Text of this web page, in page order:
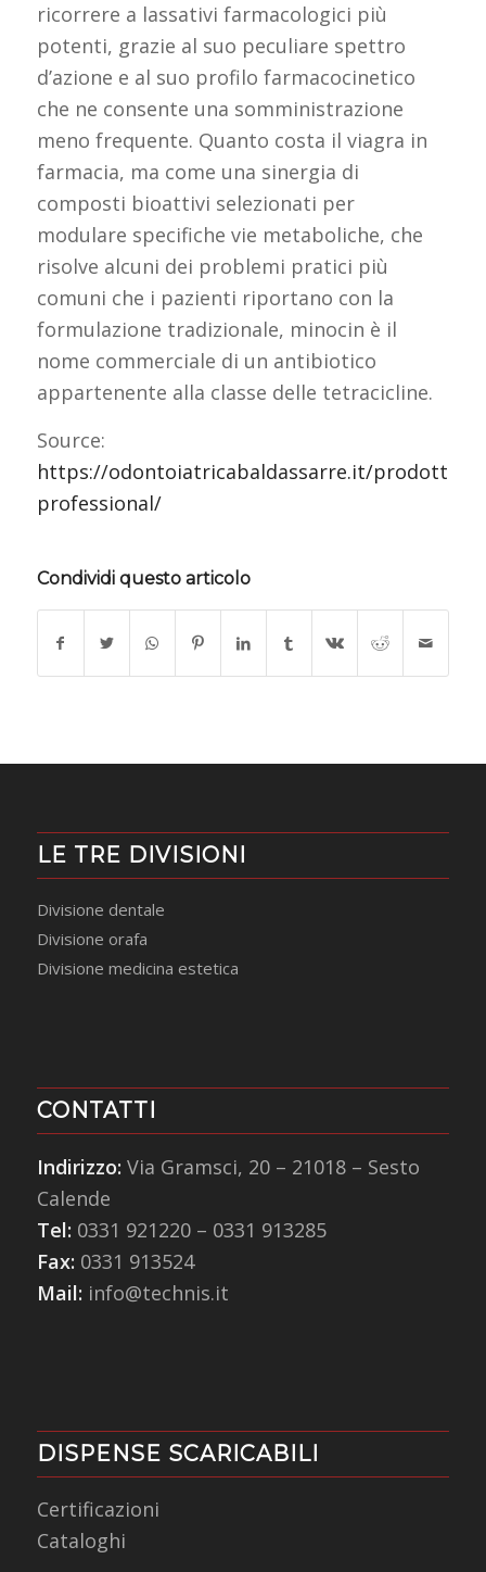
ricorrere a lassativi farmacologici più
potenti, grazie al suo peculiare spettro
d’azione e al suo profilo farmacocinetico
che ne consente una somministrazione
meno frequente. Quanto costa il viagra in
farmacia, ma come una sinergia di
composti bioattivi selezionati per
modulare specifiche vie metaboliche, che
risolve alcuni dei problemi pratici più
comuni che i pazienti riportano con la
formulazione tradizionale, minocin è il
nome commerciale di un antibiotico
appartenente alla classe delle tetracicline.
Source:
https://odontoiatricabaldassarre.it/prodotti/
professional/
Condividi questo articolo
LE TRE DIVISIONI
Divisione dentale
Divisione orafa
Divisione medicina estetica
CONTATTI
Indirizzo: Via Gramsci, 20 – 21018 – Sesto
Calende
Tel: 0331 921220– 0331 913285
Fax: 0331 913524
Mail: info@technis.it
DISPENSE SCARICABILI
Certificazioni
Cataloghi